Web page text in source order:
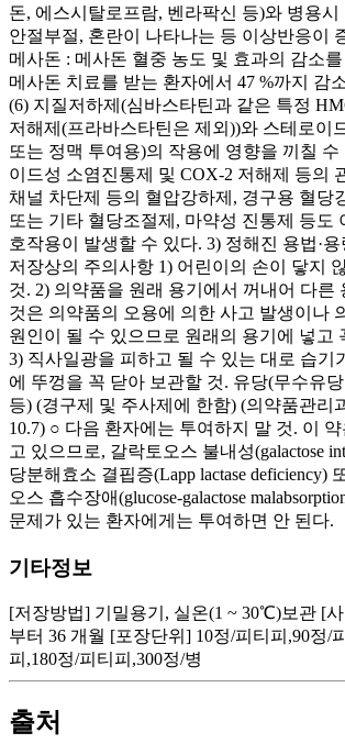
돈, 에스시탈로프람, 벤라팍신 등)와 병용시
안절부절, 혼란이 나타나는 등 이상반응이
메사돈 : 메사돈 혈중 농도 및 효과의 감소
메사돈 치료를 받는 환자에서 47 %까지 감
(6) 지질저하제(심바스타틴과 같은 특정
저해제(프라바스타틴은 제외))와 스테로이
또는 정맥 투여용)의 작용에 영향을 끼칠 수
이드성 소염진통제 및 COX-2 저해제 등의
채널 차단제 등의 혈압강하제, 경구용 혈당
또는 기타 혈당조절제, 마약성 진통제 등도
호작용이 발생할 수 있다. 3) 정해진 용법·
저장상의 주의사항 1) 어린이의 손이 닿지
것. 2) 의약품을 원래 용기에서 꺼내어 다른
것은 의약품의 오용에 의한 사고 발생이나
원인이 될 수 있으므로 원래의 용기에 넣고
3) 직사일광을 피하고 될 수 있는 대로 습기
에 뚜껑을 꼭 닫아 보관할 것. 유당(무수유
등) (경구제 및 주사제에 한함) (의약품관리
10.7) ○ 다음 환자에는 투여하지 말 것. 이
고 있으므로, 갈락토오스 불내성(galactose
당분해효소 결핍증(Lapp lactase deficiency)
오스 흡수장애(glucose-galactose
문제가 있는 환자에게는 투여하면 안 된다.
기타정보
[저장방법] 기밀용기, 실온(1 ~ 30℃)보관 [
부터 36 개월 [포장단위] 10정/피티피,90정/
피,180정/피티피,300정/병
출처